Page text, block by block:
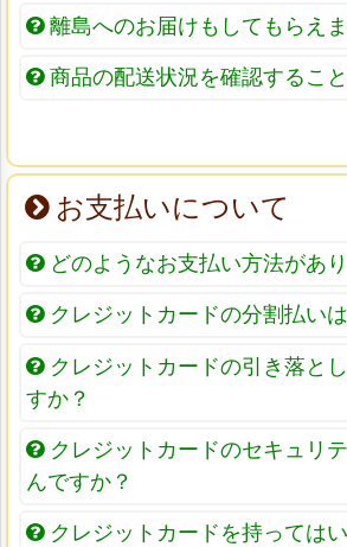
離島へのお届けもしてもらえ
商品の配送状況を確認するこ
お支払いについて
どのようなお支払い方法があ
クレジットカードの分割払い
クレジットカードの引き落と
すか？
クレジットカードのセキュリ
んですか？
クレジットカードを持ってはい